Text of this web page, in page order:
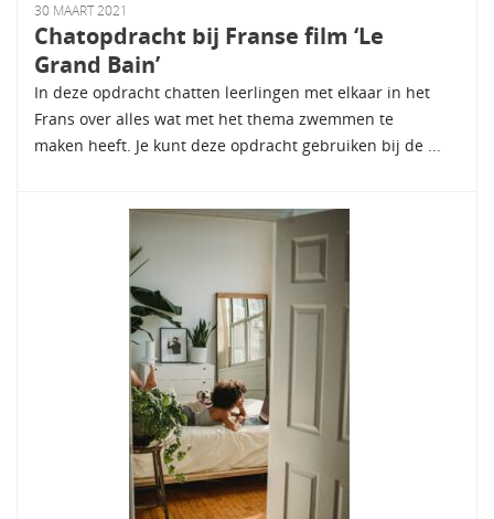
30 MAART 2021
Chatopdracht bij Franse film ‘Le
Grand Bain’
In deze opdracht chatten leerlingen met elkaar in het
Frans over alles wat met het thema zwemmen te
maken heeft. Je kunt deze opdracht gebruiken bij de ...